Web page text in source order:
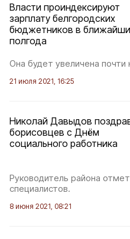
Власти проиндексируют
зарплату белгородских
бюджетников в
полгода
Она будет увеличена почти
21 июля 2021, 16:25
Николай Давыдов
борисовцев с Днём
социального работника
Руководитель района
специалистов.
8 июня 2021, 08:21